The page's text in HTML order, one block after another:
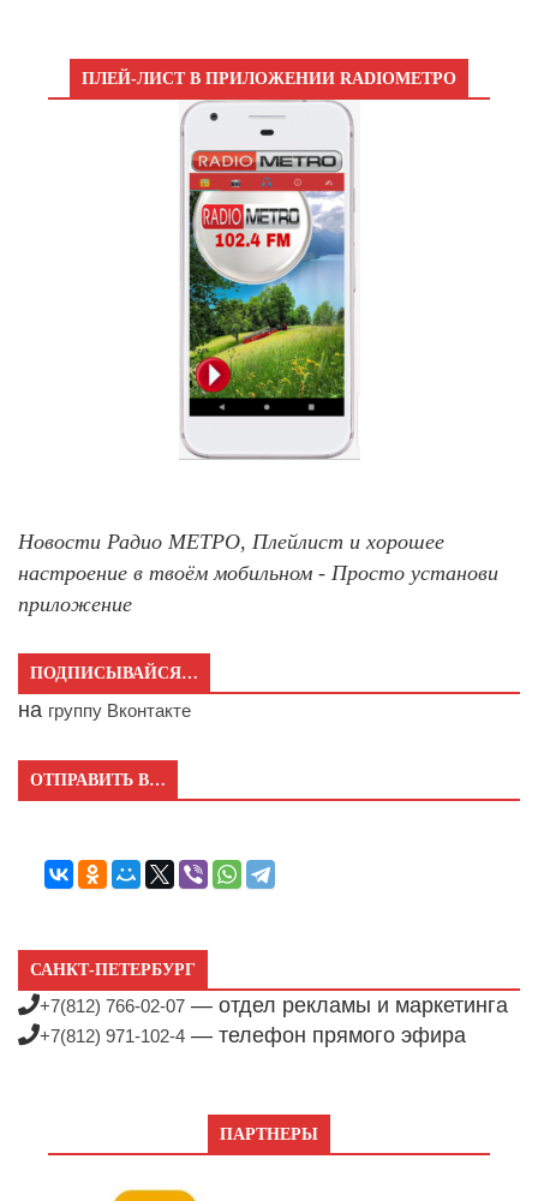
ПЛЕЙ-ЛИСТ В ПРИЛОЖЕНИИ RADIOМЕТРО
Новости Радио МЕТРО, Плейлист и хорошее
настроение в твоём мобильном - Просто установи
приложение
ПОДПИСЫВАЙСЯ…
на группу Вконтакте
ОТПРАВИТЬ В…
САНКТ-ПЕТЕРБУРГ
+7(812) 766-02-07 — отдел рекламы и маркетинга
+7(812) 971-102-4 — телефон прямого эфира
ПАРТНЕРЫ